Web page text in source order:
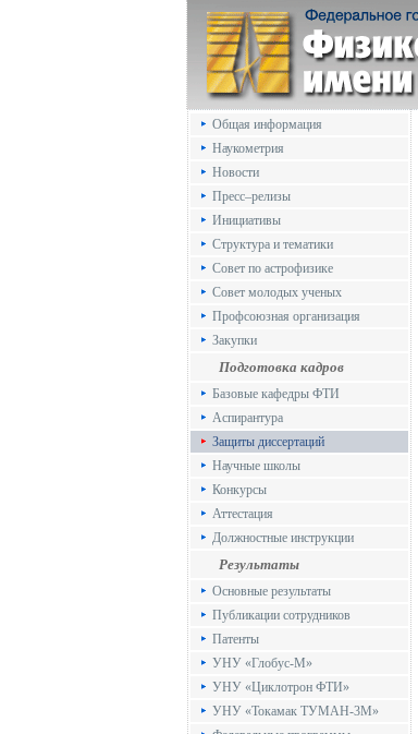
Общая информация
Наукометрия
Новости
Пресс–релизы
Инициативы
Структура и тематики
Совет по астрофизике
Совет молодых ученых
Профсоюзная организация
Закупки
Подготовка кадров
Базовые кафедры ФТИ
Аспирантура
Защиты диссертаций
Научные школы
Конкурсы
Аттестация
Должностные инструкции
Результаты
Основные результаты
Публикации сотрудников
Патенты
УНУ «Глобус-М»
УНУ «Циклотрон ФТИ»
УНУ «Токамак ТУМАН-3М»